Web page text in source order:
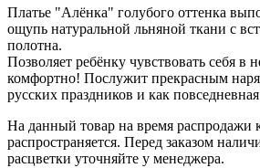
Платье "Алёнка" голубого оттенка
ощупь натуральной льняной ткани с
полотна.
Позволяет ребёнку чувствовать себя в
комфортно! Послужит прекрасным
русских праздников и как
На данный товар на время распродажи
распространяется. Перед заказом
расцветки уточняйте у менеджера.